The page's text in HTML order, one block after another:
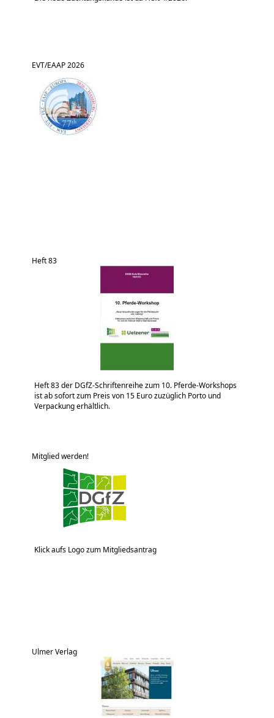
EVT/EAAP 2026
Heft 83
Heft 83 der DGfZ-Schriftenreihe zum 10. Pferde-Workshops
ist ab sofort zum Preis von 15 Euro zuzüglich Porto und
Verpackung erhältlich.
Mitglied werden!
Klick aufs Logo zum Mitgliedsantrag
Ulmer Verlag